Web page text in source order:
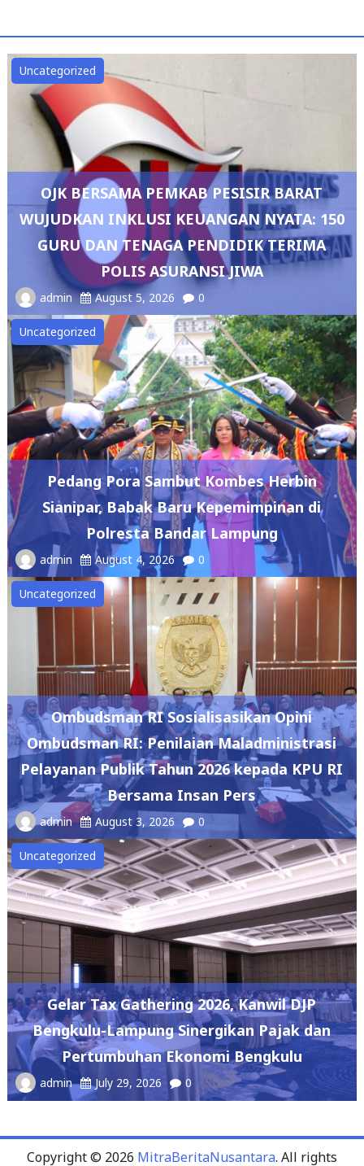
Uncategorized
OJK BERSAMA PEMKAB PESISIR BARAT
WUJUDKAN INKLUSI KEUANGAN NYATA: 150
GURU DAN TENAGA PENDIDIK TERIMA
POLIS ASURANSI JIWA
admin August 5, 2026 0
Uncategorized
Pedang Pora Sambut Kombes Herbin
Sianipar, Babak Baru Kepemimpinan di
Polresta Bandar Lampung
admin August 4, 2026 0
Uncategorized
Ombudsman RI Sosialisasikan Opini
Ombudsman RI: Penilaian Maladministrasi
Pelayanan Publik Tahun 2026 kepada KPU RI
Bersama Insan Pers
admin August 3, 2026 0
Uncategorized
Gelar Tax Gathering 2026, Kanwil DJP
Bengkulu-Lampung Sinergikan Pajak dan
Pertumbuhan Ekonomi Bengkulu
admin July 29, 2026 0
Copyright © 2026 MitraBeritaNusantara. All rights